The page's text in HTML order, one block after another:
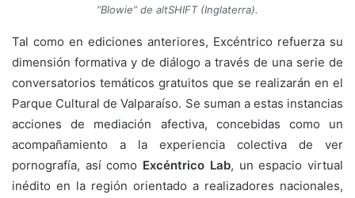
“Blowie” de altSHIFT (Inglaterra).
Tal como en ediciones anteriores, Excéntrico refuerza su
dimensión formativa y de diálogo a través de una serie de
conversatorios temáticos gratuitos que se realizarán en el
Parque Cultural de Valparaíso. Se suman a estas instancias
acciones de mediación afectiva, concebidas como un
acompañamiento a la experiencia colectiva de ver
pornografía, así como Excéntrico Lab, un espacio virtual
inédito en la región orientado a realizadores nacionales,